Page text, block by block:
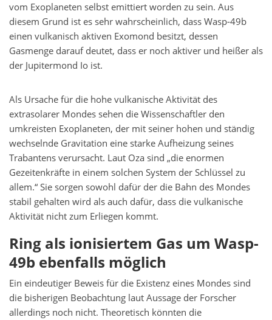
vom Exoplaneten selbst emittiert worden zu sein. Aus
diesem Grund ist es sehr wahrscheinlich, dass Wasp-49b
einen vulkanisch aktiven Exomond besitzt, dessen
Gasmenge darauf deutet, dass er noch aktiver und heißer als
der Jupitermond Io ist.
Als Ursache für die hohe vulkanische Aktivität des
extrasolarer Mondes sehen die Wissenschaftler den
umkreisten Exoplaneten, der mit seiner hohen und ständig
wechselnde Gravitation eine starke Aufheizung seines
Trabantens verursacht. Laut Oza sind „die enormen
Gezeitenkräfte in einem solchen System der Schlüssel zu
allem.“ Sie sorgen sowohl dafür der die Bahn des Mondes
stabil gehalten wird als auch dafür, dass die vulkanische
Aktivität nicht zum Erliegen kommt.
Ring als ionisiertem Gas um Wasp-
49b ebenfalls möglich
Ein eindeutiger Beweis für die Existenz eines Mondes sind
die bisherigen Beobachtung laut Aussage der Forscher
allerdings noch nicht. Theoretisch könnten die